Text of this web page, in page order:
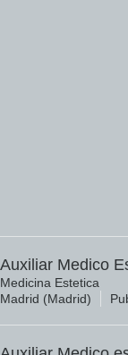
Auxiliar Medico
Medicina Estetica
Madrid (Madrid)